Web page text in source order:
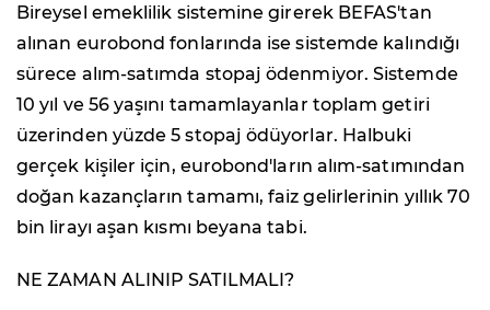
Bireysel emeklilik sistemine girerek BEFAS'tan
alınan eurobond fonlarında ise sistemde kalındığı
sürece alım-satımda stopaj ödenmiyor. Sistemde
10 yıl ve 56 yaşını tamamlayanlar toplam getiri
üzerinden yüzde 5 stopaj ödüyorlar. Halbuki
gerçek kişiler için, eurobond'ların alım-satımından
doğan kazançların tamamı, faiz gelirlerinin yıllık 70
bin lirayı aşan kısmı beyana tabi.
NE ZAMAN ALINIP SATILMALI?